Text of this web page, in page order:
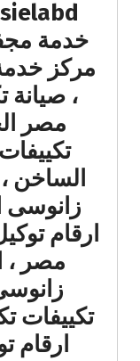
، صيانة
مصر
الساخن
زانوسى
ارقام
مصر ،
تكييفات
ارقام